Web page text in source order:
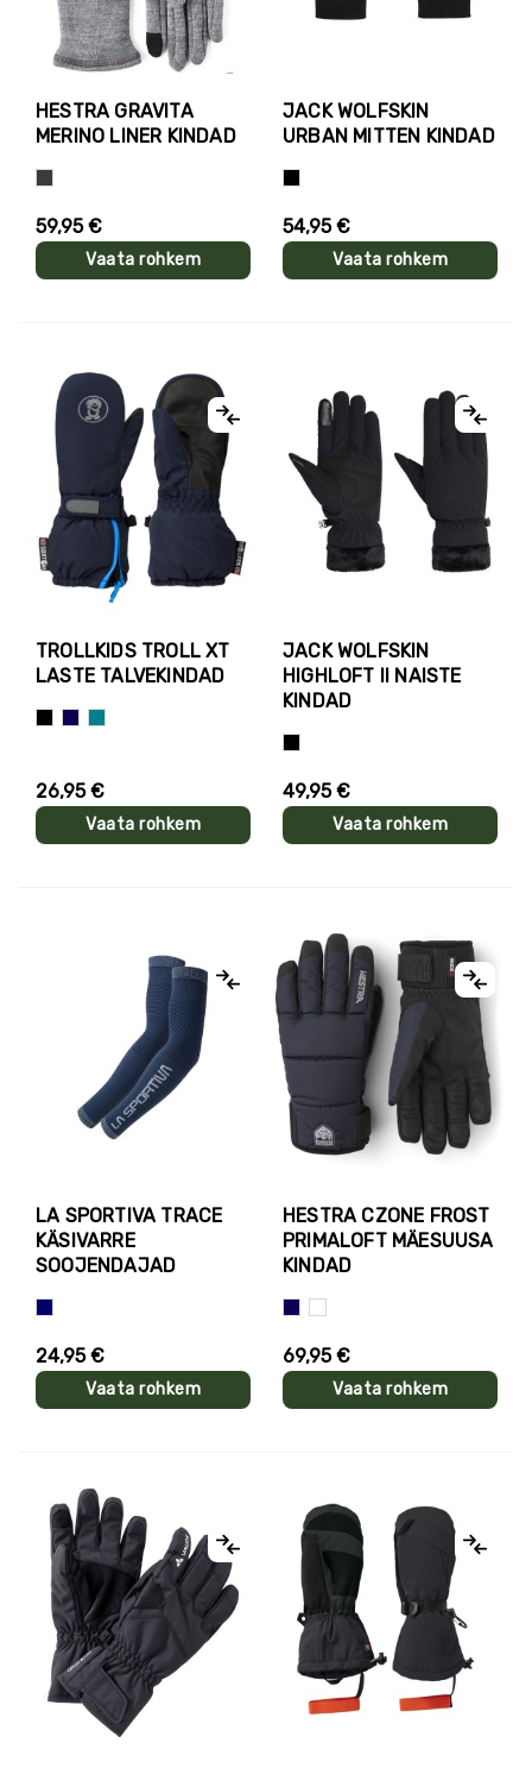
HESTRA GRAVITA
MERINO LINER KINDAD
59,95 €
Vaata rohkem
JACK WOLFSKIN
URBAN MITTEN KINDAD
54,95 €
Vaata rohkem
TROLLKIDS TROLL XT
LASTE TALVEKINDAD
26,95 €
Vaata rohkem
JACK WOLFSKIN
HIGHLOFT II NAISTE
KINDAD
49,95 €
Vaata rohkem
LA SPORTIVA TRACE
KÄSIVARRE
SOOJENDAJAD
24,95 €
Vaata rohkem
HESTRA CZONE FROST
PRIMALOFT MÄESUUSA
KINDAD
69,95 €
Vaata rohkem